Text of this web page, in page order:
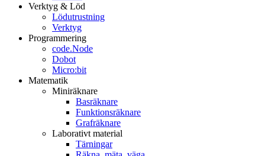
Verktyg & Löd
Lödutrustning
Verktyg
Programmering
code.Node
Dobot
Micro:bit
Matematik
Miniräknare
Basräknare
Funktionsräknare
Grafräknare
Laborativt material
Tärningar